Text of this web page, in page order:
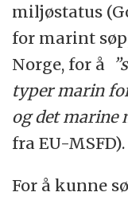
miljøstatus
for marint
Norge, for å
typer marin
og det marine
fra EU-MSFD).
For å kunne